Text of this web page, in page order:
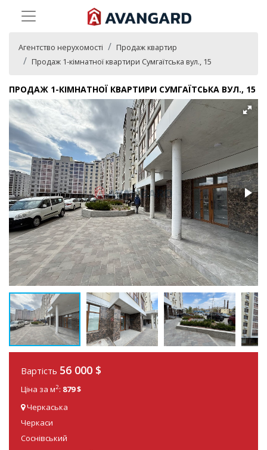
Агентство нерухомості
Продаж квартир
Продаж 1-кімнатної квартири Сумгаїтська вул., 15
ПРОДАЖ 1-КІМНАТНОЇ КВАРТИРИ СУМГАЇТСЬКА ВУЛ., 15
Вартість 56 000 $
Ціна за м2: 879 $
Черкаська
Черкаси
Соснівський